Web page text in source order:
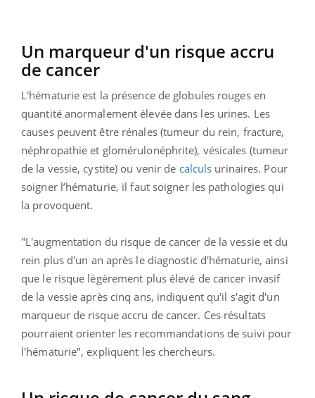
Un marqueur d'un risque accru
de cancer
L'hématurie est la présence de globules rouges en
quantité anormalement élevée dans les urines. Les
causes peuvent être rénales (tumeur du rein, fracture,
néphropathie et glomérulonéphrite), vésicales (tumeur
de la vessie, cystite) ou venir de calculs urinaires. Pour
soigner l’hématurie, il faut soigner les pathologies qui
la provoquent.
"L'augmentation du risque de cancer de la vessie et du
rein plus d'un an après le diagnostic d'hématurie, ainsi
que le risque légèrement plus élevé de cancer invasif
de la vessie après cinq ans, indiquent qu'il s'agit d'un
marqueur de risque accru de cancer. Ces résultats
pourraient orienter les recommandations de suivi pour
l'hématurie", expliquent les chercheurs.